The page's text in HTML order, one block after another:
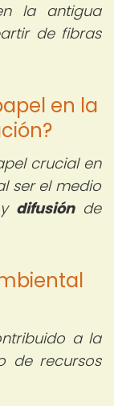
la antigua
de fibras
en la
crucial en
ser el medio
difusiónde
a la
de recursos